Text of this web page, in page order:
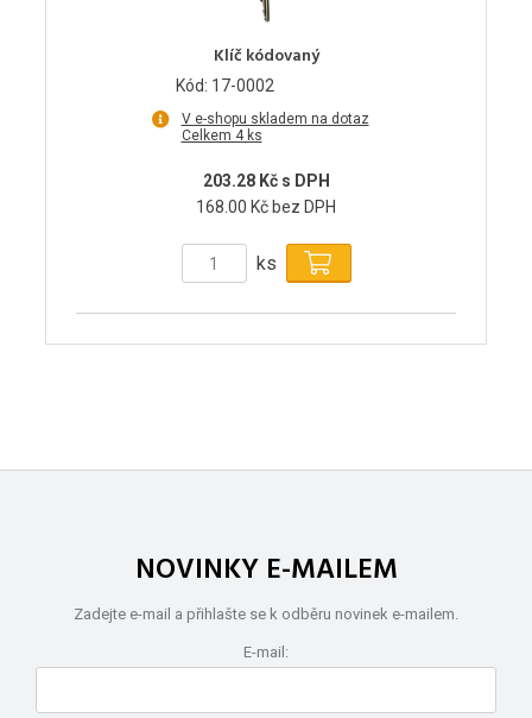
Klíč kódovaný
Kód: 17-0002
V e-shopu skladem na dotaz
Celkem 4 ks
203.28 Kč s DPH
168.00 Kč bez DPH
ks
NOVINKY E-MAILEM
Zadejte e-mail a přihlašte se k odběru novinek e-mailem.
E-mail: